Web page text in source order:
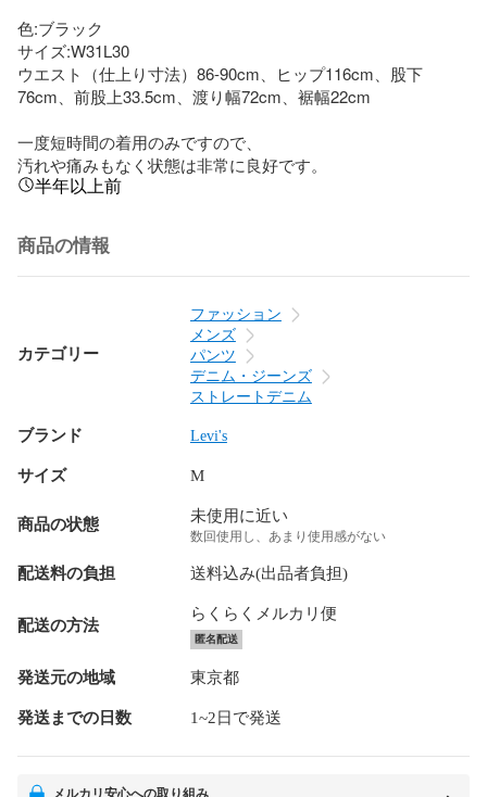
色:ブラック
サイズ:W31L30
ウエスト（仕上り寸法）86-90cm、ヒップ116cm、股下
76cm、前股上33.5cm、渡り幅72cm、裾幅22cm
一度短時間の着用のみですので、
汚れや痛みもなく状態は非常に良好です。
半年以上前
商品の情報
カテゴリー
ファッション
メンズ
パンツ
デニム・ジーンズ
ストレートデニム
ブランド Levi's
サイズ M
商品の状態 未使用に近い
数回使用し、あまり使用感がない
配送料の負担 送料込み(出品者負担)
配送の方法
らくらくメルカリ便
匿名配送
発送元の地域 東京都
発送までの日数 1~2日で発送
メルカリ安心への取り組み